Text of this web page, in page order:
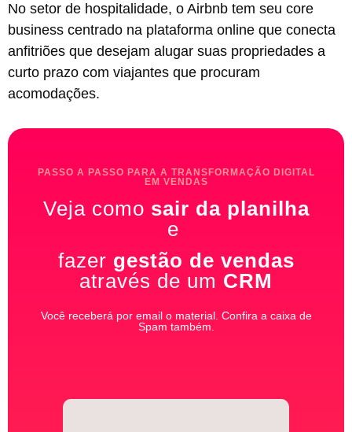
No setor de hospitalidade, o Airbnb tem seu core
business centrado na plataforma online que conecta
anfitriões que desejam alugar suas propriedades a
curto prazo com viajantes que procuram
acomodações.
PASSO A PASSO PARA A TRANSFORMAÇÃO DIGITAL
EM VENDAS
Veja como sair da planilha
e
fazer gestão de vendas
através de um CRM
Você receberá por email o material. Confira a caixa de
Spam também.